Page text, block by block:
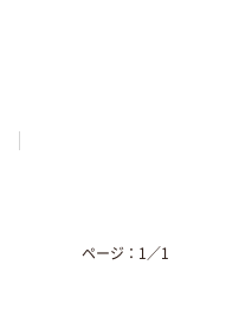
ページ： 1 ／1